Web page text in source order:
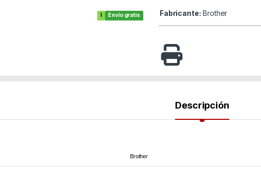
Envío gratis Fabricante: Brother
Descripción
Brother